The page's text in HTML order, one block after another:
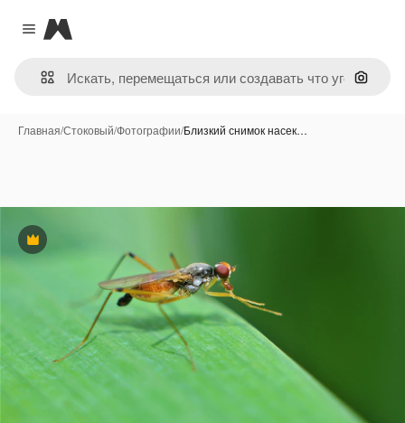
Close menu
Magnific
Поиск
Главная/Стоковый/Фотографии/Близкий снимок насек…
Премиум